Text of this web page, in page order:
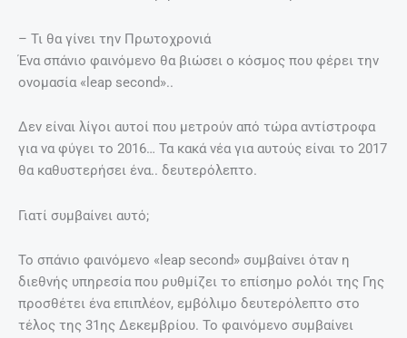
– Τι θα γίνει την Πρωτοχρονιά
Ένα σπάνιο φαινόμενο θα βιώσει ο κόσμος που φέρει την
ονομασία «leap second»..
Δεν είναι λίγοι αυτοί που μετρούν από τώρα αντίστροφα
για να φύγει το 2016… Τα κακά νέα για αυτούς είναι το 2017
θα καθυστερήσει ένα.. δευτερόλεπτο.
Γιατί συμβαίνει αυτό;
Το σπάνιο φαινόμενο «leap second» συμβαίνει όταν η
διεθνής υπηρεσία που ρυθμίζει το επίσημο ρολόι της Γης
προσθέτει ένα επιπλέον, εμβόλιμο δευτερόλεπτο στο
τέλος της 31ης Δεκεμβρίου. Το φαινόμενο συμβαίνει